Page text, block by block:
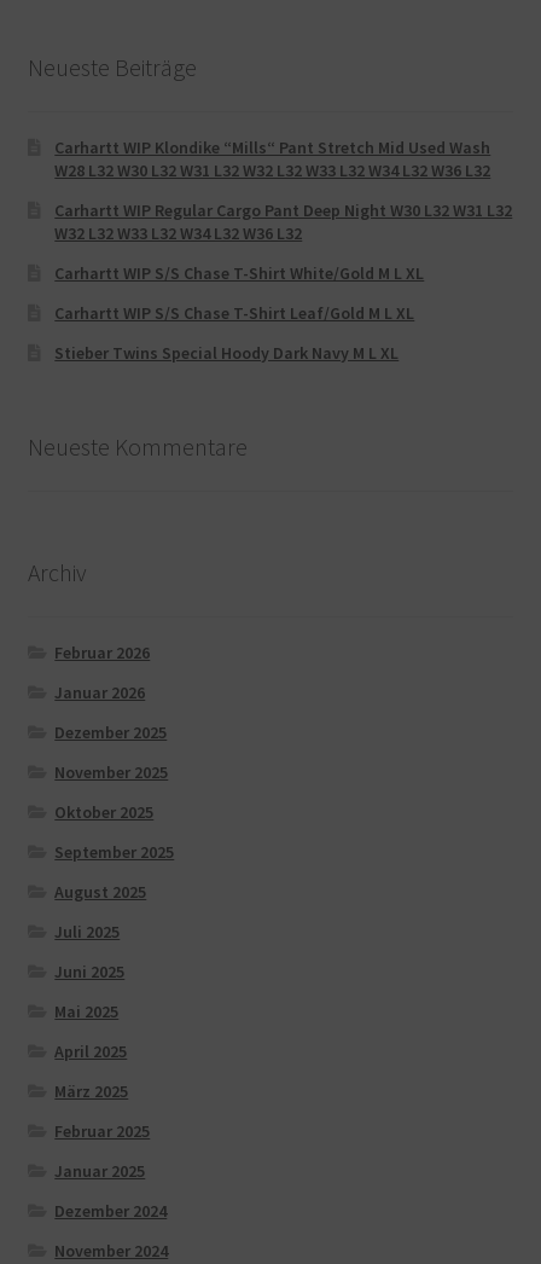
Neueste Beiträge
Carhartt WIP Klondike “Mills“ Pant Stretch Mid Used Wash
W28 L32 W30 L32 W31 L32 W32 L32 W33 L32 W34 L32 W36 L32
Carhartt WIP Regular Cargo Pant Deep Night W30 L32 W31 L32
W32 L32 W33 L32 W34 L32 W36 L32
Carhartt WIP S/S Chase T-Shirt White/Gold M L XL
Carhartt WIP S/S Chase T-Shirt Leaf/Gold M L XL
Stieber Twins Special Hoody Dark Navy M L XL
Neueste Kommentare
Archiv
Februar 2026
Januar 2026
Dezember 2025
November 2025
Oktober 2025
September 2025
August 2025
Juli 2025
Juni 2025
Mai 2025
April 2025
März 2025
Februar 2025
Januar 2025
Dezember 2024
November 2024